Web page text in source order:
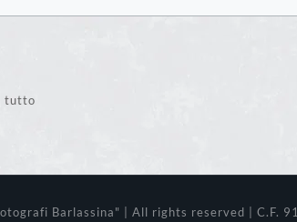
tutto
Barlassina" | All rights reserved | C.F.